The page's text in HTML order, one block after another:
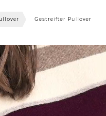
Gestreifter Pullover